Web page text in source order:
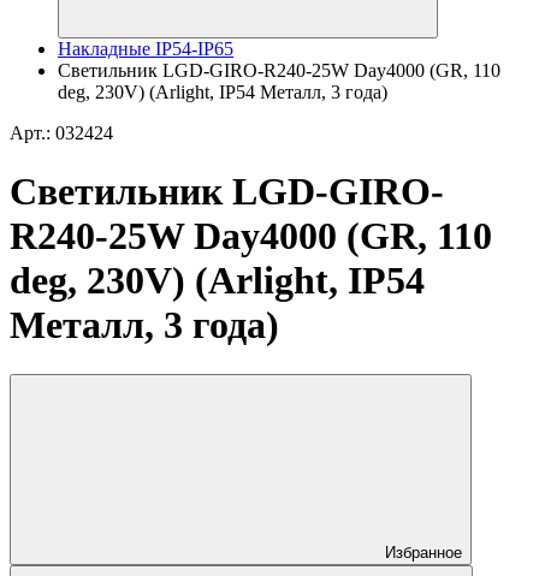
Накладные IP54-IP65
Светильник LGD-GIRO-R240-25W Day4000 (GR, 110
deg, 230V) (Arlight, IP54 Металл, 3 года)
Арт.: 032424
Светильник LGD-GIRO-
R240-25W Day4000 (GR, 110
deg, 230V) (Arlight, IP54
Металл, 3 года)
Избранное